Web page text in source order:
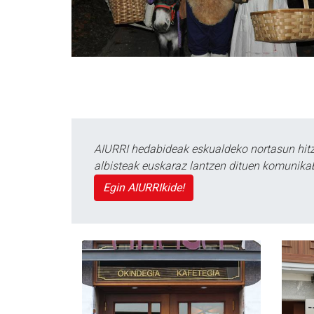
AIURRI hedabideak eskualdeko nortasun
albisteak euskaraz lantzen dituen
Egin AIURRIkide!